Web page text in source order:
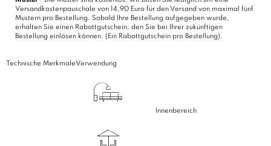
Versandkostenpauschale von 14,90 Euro für den Versand von maximal fünf
Mustern pro Bestellung. Sobald Ihre Bestellung aufgegeben wurde,
erhalten Sie einen Rabattgutschein, den Sie bei Ihrer zukünftigen
Bestellung einlösen können. (Ein Rabattgutschein pro Bestellung).
Technische MerkmaleVerwendung
Innenbereich